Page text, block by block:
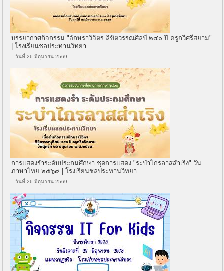
บรรยากาศกิจกรรม "อักษราวิจิตร ลิขิตวรรณศิลป์ ๒๔๐ ปี ครูกวีศรีสยาม"
| โรงเรียนชลประทานวิทยา
วันที่ 26 มิถุนายน 2569
การแสดงรำระดับประถมศึกษา ชุดการแสดง "ระบำไกรลาสสำเริง" วัน
ภาษาไทย ๒๕๖๙ | โรงเรียนชลประทานวิทยา
วันที่ 26 มิถุนายน 2569